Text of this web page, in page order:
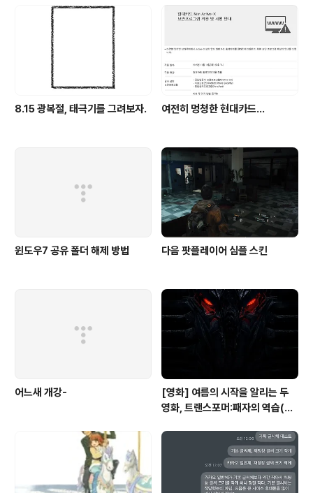
8.15 광복절, 태극기를 그려보자. 여전히 멍청한 현대카드...
윈도우7 공유 폴더 해제 방법 다음 팟플레이어 심플 스킨
어느새 개강-
[영화] 여름의 시작을 알리는 두
영화, 트랜스포머:패자의 역습(20